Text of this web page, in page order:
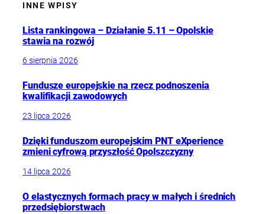
INNE WPISY
Lista rankingowa – Działanie 5.11 – Opolskie
stawia na rozwój
6 sierpnia 2026
Fundusze europejskie na rzecz podnoszenia
kwalifikacji zawodowych
23 lipca 2026
Dzięki funduszom europejskim PNT eXperience
zmieni cyfrową przyszłość Opolszczyzny
14 lipca 2026
O elastycznych formach pracy w małych i średnich
przedsiębiorstwach